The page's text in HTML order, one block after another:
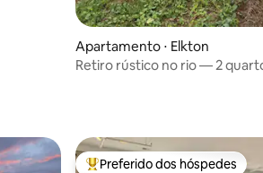
Apartamento ⋅ Elkton
Retiro rústico no rio — 2
Preferido dos hóspedes